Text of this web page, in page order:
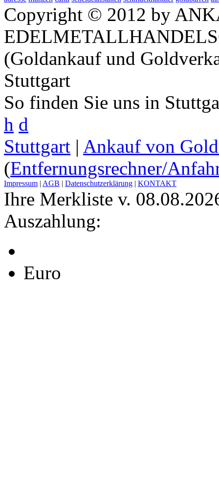
Copyright © 2012 by
(Goldankauf und
Stuttgart
So finden Sie uns in
h d
Stuttgart | Ankauf von
(Entfernungsrechner/
Impressum | AGB | Datenschutzerklärung | KONTAKT
Ihre Merkliste v.
Auszahlung:
Euro